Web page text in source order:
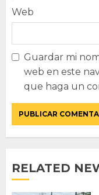
Web
Guardar mi
web en este
que haga un
RELATED